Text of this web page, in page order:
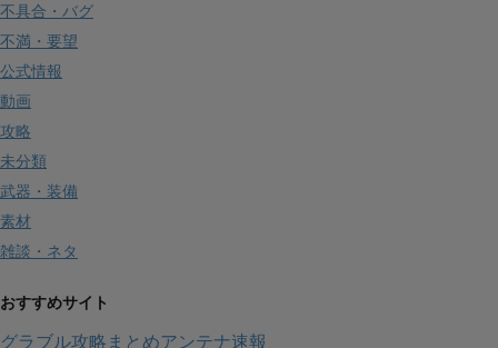
不具合・バグ
不満・要望
公式情報
動画
攻略
未分類
武器・装備
素材
雑談・ネタ
おすすめサイト
グラブル攻略まとめアンテナ速報